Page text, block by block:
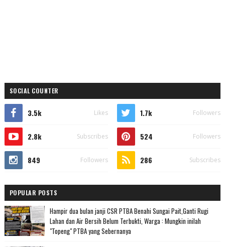
SOCIAL COUNTER
3.5k Likes 1.7k Followers
2.8k Subscribes 524 Followers
849 Followers 286 Subscribes
POPULAR POSTS
Hampir dua bulan janji CSR PTBA Benahi Sungai Pait,Ganti Rugi
Lahan dan Air Bersih Belum Terbukti, Warga : Mungkin inilah
"Topeng" PTBA yang Sebernanya